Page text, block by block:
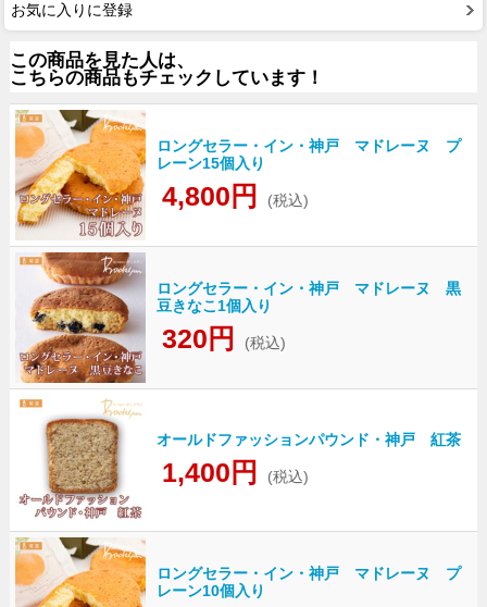
お気に入りに登録
この商品を見た人は、
こちらの商品もチェックしています！
ロングセラー・イン・神戸 マドレーヌ プ
レーン15個入り
4,800円 (税込)
ロングセラー・イン・神戸 マドレーヌ 黒
豆きなこ1個入り
320円 (税込)
オールドファッションパウンド・神戸 紅茶
1,400円 (税込)
ロングセラー・イン・神戸 マドレーヌ プ
レーン10個入り